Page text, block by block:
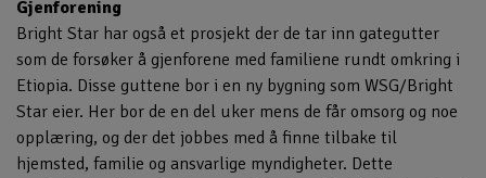
Gjenforening
Bright Star har også et prosjekt der de tar inn gategutter
som de forsøker å gjenforene med familiene rundt omkring i
Etiopia. Disse guttene bor i en ny bygning som WSG/Bright
Star eier. Her bor de en del uker mens de får omsorg og noe
opplæring, og der det jobbes med å finne tilbake til
hjemsted, familie og ansvarlige myndigheter. Dette